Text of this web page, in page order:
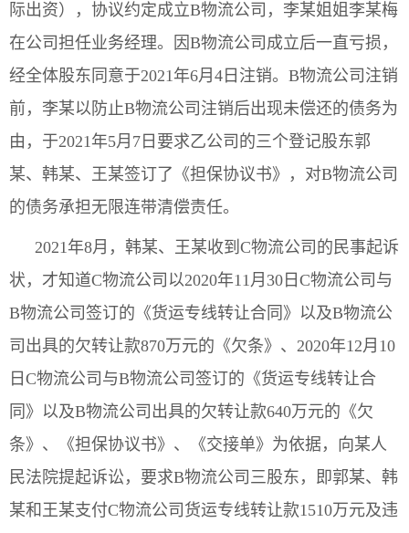
际出资），协议约定成立B物流公司，李某姐姐李某梅
在公司担任业务经理。因B物流公司成立后一直亏损，
经全体股东同意于2021年6月4日注销。B物流公司注销
前，李某以防止B物流公司注销后出现未偿还的债务为
由，于2021年5月7日要求乙公司的三个登记股东郭
某、韩某、王某签订了《担保协议书》，对B物流公司
的债务承担无限连带清偿责任。
2021年8月，韩某、王某收到C物流公司的民事起诉
状，才知道C物流公司以2020年11月30日C物流公司与
B物流公司签订的《货运专线转让合同》以及B物流公
司出具的欠转让款870万元的《欠条》、2020年12月10
日C物流公司与B物流公司签订的《货运专线转让合
同》以及B物流公司出具的欠转让款640万元的《欠
条》、《担保协议书》、《交接单》为依据，向某人
民法院提起诉讼，要求B物流公司三股东，即郭某、韩
某和王某支付C物流公司货运专线转让款1510万元及违